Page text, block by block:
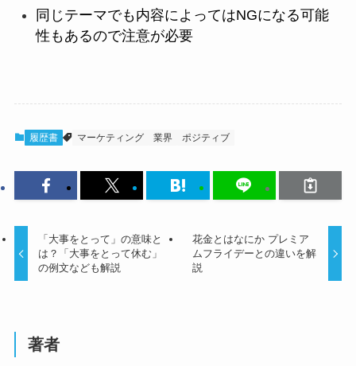
同じテーマでも内容によってはNGになる可能
性もあるので注意が必要
履歴書 マーケティング 業界 ポジティブ
「大事をとって」の意味と
は？「大事をとって休む」
の例文なども解説
花金とはなにか プレミア
ムフライデーとの違いを解
説
著者